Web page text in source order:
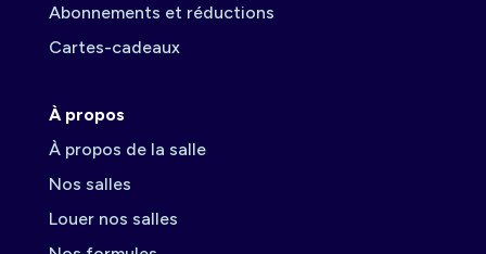
Abonnements et réductions
Cartes-cadeaux
À propos
À propos de la salle
Nos salles
Louer nos salles